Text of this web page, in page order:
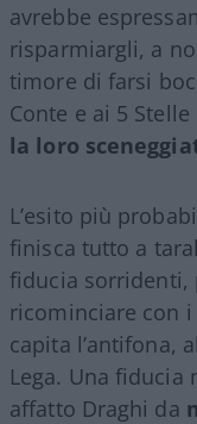
avrebbe
risparmiargli, a
timore di farsi
Conte e ai 5 Stelle
la loro
L’esito più
finisca tutto a
fiducia sorridenti,
ricominciare con
capita l’antifona,
Lega. Una
affatto Draghi da